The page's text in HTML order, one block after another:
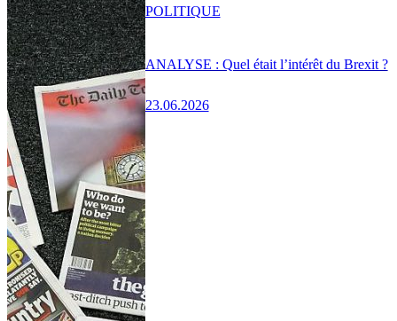
ANALYSE : Quel était l’intérêt du Brexit ?
23.06.2026
POLITIQUE